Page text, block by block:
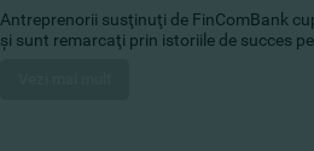
Antreprenorii susţinuţi de FinComBank
şi sunt remarcaţi prin istoriile de succes pe